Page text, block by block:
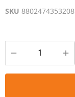
SKU 8802474353208